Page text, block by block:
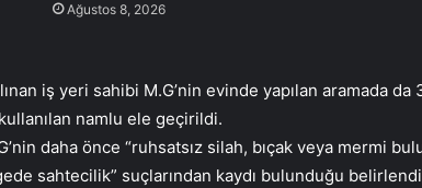
Ağustos 8, 2026
iş yeri sahibi M.G’nin evinde yapılan aramada
kullanılan namlu ele geçirildi.
daha önce “ruhsatsız silah, bıçak veya mermi
sahtecilik” suçlarından kaydı bulunduğu